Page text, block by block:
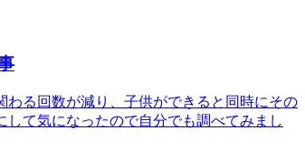
わる回数が減り、子供ができると同時にその
て気になったので自分でも調べてみまし